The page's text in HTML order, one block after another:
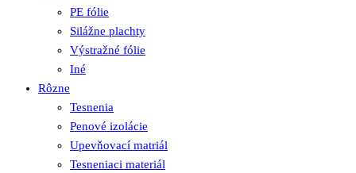
PE fólie
Silážne plachty
Výstražné fólie
Iné
Rôzne
Tesnenia
Penové izolácie
Upevňovací matriál
Tesneniaci materiál